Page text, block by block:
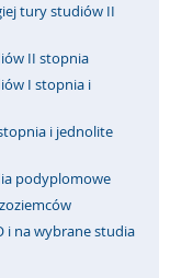
tury studiów II
II stopnia
I stopnia i
stopnia i jednolite
podyplomowe
i na wybrane studia